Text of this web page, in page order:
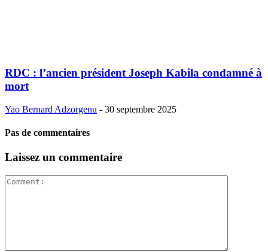
RDC : l’ancien président Joseph Kabila condamné à
mort
Yao Bernard Adzorgenu - 30 septembre 2025
Pas de commentaires
Laissez un commentaire